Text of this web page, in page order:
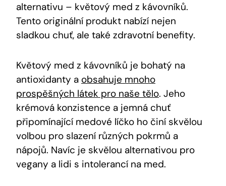
alternativu – květový med z kávovníků.
Tento originální produkt nabízí nejen
sladkou chuť, ale také zdravotní benefity.
Květový med z kávovníků je bohatý na
antioxidanty a obsahuje mnoho
prospěšných látek pro naše tělo. Jeho
krémová konzistence a jemná chuť
připomínající medové líčko ho činí skvělou
volbou pro slazení různých pokrmů a
nápojů. Navíc je skvělou alternativou pro
vegany a lidi s intolerancí na med.